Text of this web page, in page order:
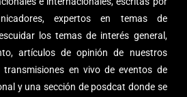
expertos en temas de
los temas de interés general,
artículos de opinión de nuestros
en vivo de eventos de
y una sección de posdcat donde se